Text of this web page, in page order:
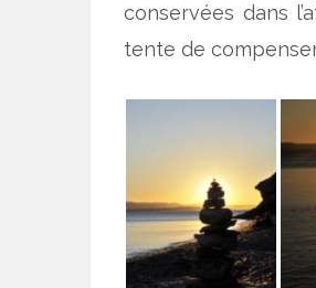
conservées dans
tente de